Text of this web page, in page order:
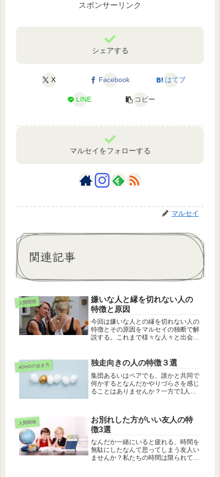
スポンサーリンク
シェアする
X Facebook はてブ
LINE コピー
マルセイをフォローする
マルセイ
関連記事
人間関係
嫌いな人と縁を切れない人の
特徴と原因
今回は嫌いな人との縁を切れない人の
特徴とその原因をマルセイの独断で解
説する。これまで様々な人々と出会
く、むしろ親しくしている人に出会っ
た。またマルセイ自身も苦手なのにな
かなか...
ADHDの歩き方 独走向きの人の特徴３選
集団あるいはペアでも、誰かと共同で
何かするとなんだかやりづらさを感じ
ることはありませんか？一方で1人で
間では協力することが美徳という風潮
がありますが、もちろんそれが当ては
まらない人だっています。今回は1人
でこそ本来の力を発揮する独走タイプ
の人の特徴を３つ紹介していきます。
人間関係
お別れした方がいい友人の特
徴3選
なんだか一緒にいると疲れる、時間を
無駄にしたなんて思ってしまう友人い
ませんか？私たちの時間は限られてい